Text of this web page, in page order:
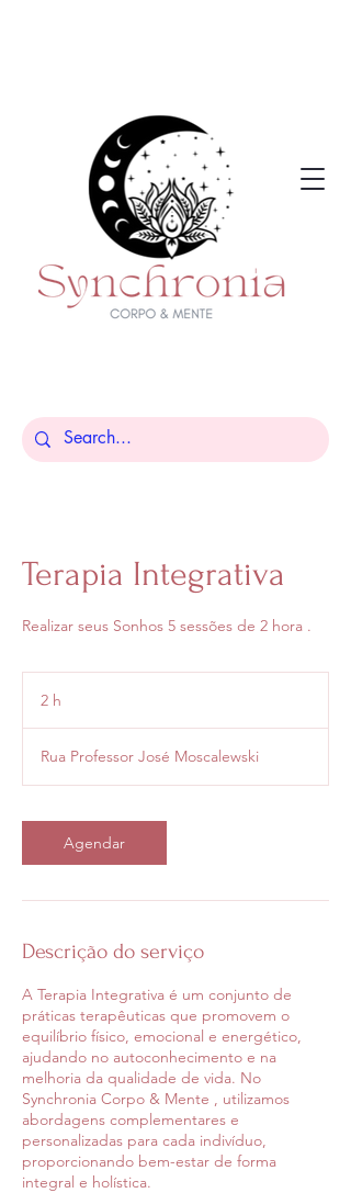
Terapia Integrativa
Realizar seus Sonhos 5 sessões de 2 hora .
2 h
Rua Professor José Moscalewski
Agendar
Descrição do serviço
A Terapia Integrativa é um conjunto de
práticas terapêuticas que promovem o
equilíbrio físico, emocional e energético,
ajudando no autoconhecimento e na
melhoria da qualidade de vida. No
Synchronia Corpo & Mente , utilizamos
abordagens complementares e
personalizadas para cada indivíduo,
proporcionando bem-estar de forma
integral e holística.